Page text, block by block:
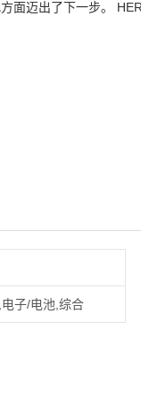
面迈出了下一步。
子/电池,综合